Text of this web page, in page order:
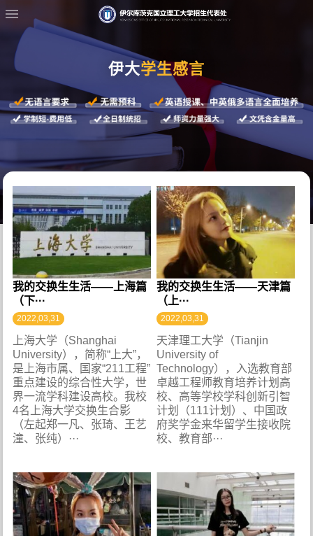
伊大学生感言
我的交换生生活——上海篇
（下···
2022,03,31
上海大学（Shanghai
University），简称“上大”，
是上海市属、国家“211工程”
重点建设的综合性大学，世
界一流学科建设高校。我校
4名上海大学交换生合影
（左起郑一凡、张琦、王艺
潼、张纯）···
我的交换生生活——天津篇
（上···
2022,03,31
天津理工大学（Tianjin
University of
Technology），入选教育部
卓越工程师教育培养计划高
校、高等学校学科创新引智
计划（111计划）、中国政
府奖学金来华留学生接收院
校、教育部···